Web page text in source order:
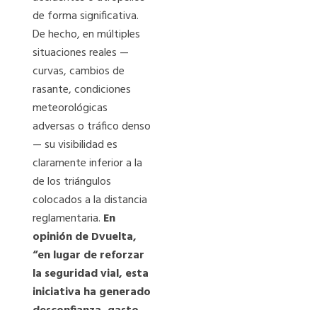
de forma significativa.
De hecho, en múltiples
situaciones reales —
curvas, cambios de
rasante, condiciones
meteorológicas
adversas o tráfico denso
— su visibilidad es
claramente inferior a la
de los triángulos
colocados a la distancia
reglamentaria. En
opinión de Dvuelta,
“en lugar de reforzar
la seguridad vial, esta
iniciativa ha generado